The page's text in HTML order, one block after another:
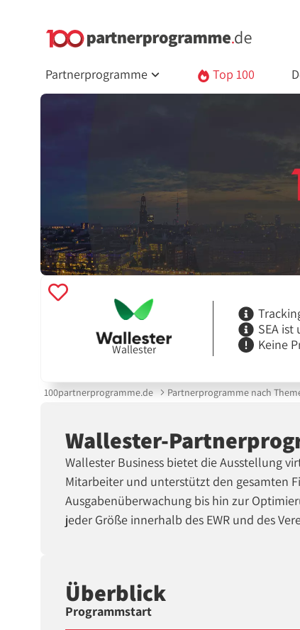
Partnerprogramme Top 100
Wallester
SEA
Keine
100partnerprogramme.de Partnerprogramme nach
Wallester-
Wallester Business bietet die Ausstellung
Mitarbeiter und unterstützt den gesamten
Ausgabenüberwachung bis hin zur
jeder Größe innerhalb des EWR und des
Überblick
Programmstart